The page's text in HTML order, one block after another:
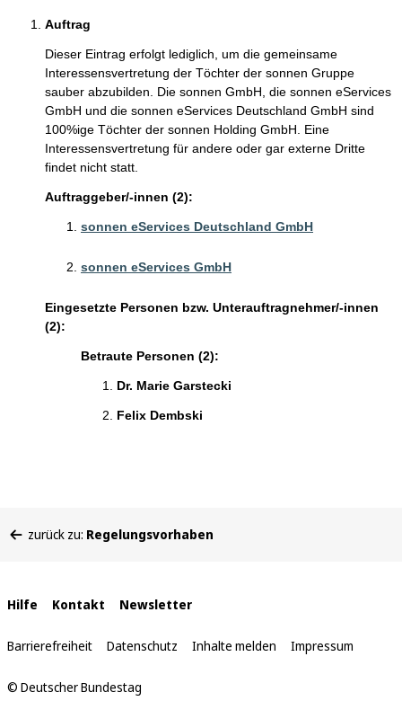
Auftrag
Dieser Eintrag erfolgt lediglich, um die gemeinsame
Interessensvertretung der Töchter der sonnen Gruppe
sauber abzubilden. Die sonnen GmbH, die sonnen eServices
GmbH und die sonnen eServices Deutschland GmbH sind
100%ige Töchter der sonnen Holding GmbH. Eine
Interessensvertretung für andere oder gar externe Dritte
findet nicht statt.
Auftraggeber/-innen (2):
sonnen eServices Deutschland GmbH
sonnen eServices GmbH
Eingesetzte Personen bzw. Unterauftragnehmer/-innen
(2):
Betraute Personen (2):
Dr. Marie Garstecki
Felix Dembski
befinden
zurück zu: Regelungsvorhaben
Interne
Links
Hilfe Kontakt Newsletter
Barrierefreiheit Datenschutz Inhalte melden Impressum
© Deutscher Bundestag